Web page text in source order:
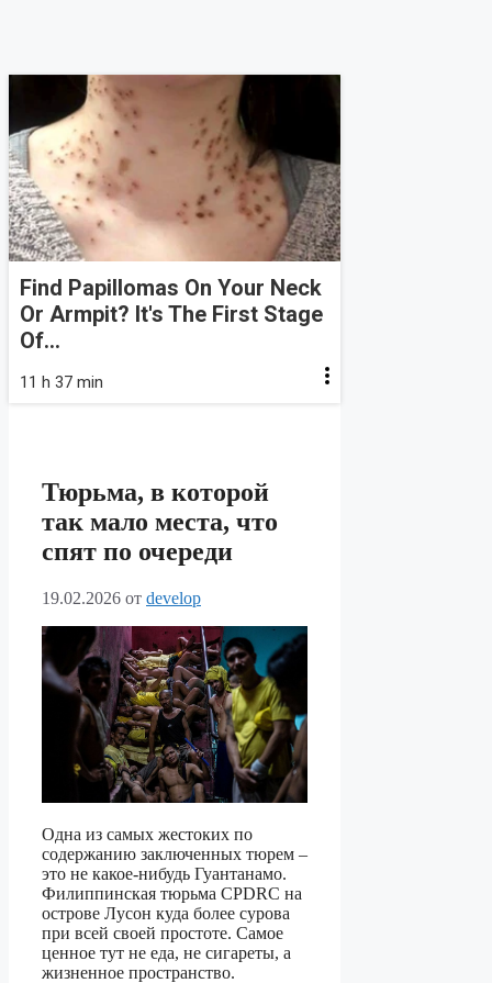
Find Papillomas On Your Neck
Or Armpit? It's The First Stage
Of...
11 h 37 min
Тюрьма, в которой
так мало места, что
спят по очереди
19.02.2026 от develop
Одна из самых жестоких по
содержанию заключенных тюрем –
это не какое-нибудь Гуантанамо.
Филиппинская тюрьма CPDRC на
острове Лусон куда более сурова
при всей своей простоте. Самое
ценное тут не еда, не сигареты, а
жизненное пространство.